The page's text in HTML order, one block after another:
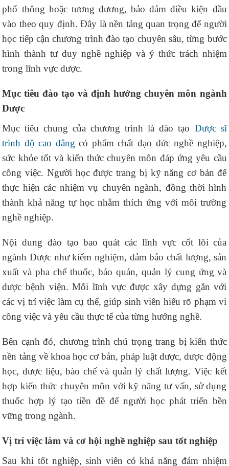
phổ thông hoặc tương đương, bảo đảm điều kiện đầu
vào theo quy định. Đây là nền tảng quan trọng để người
học tiếp cận chương trình đào tạo chuyên sâu, từng bước
hình thành tư duy nghề nghiệp và ý thức trách nhiệm
trong lĩnh vực dược.
Mục tiêu đào tạo và định hướng chuyên môn ngành
Dược
Mục tiêu chung của chương trình là đào tạo Dược sĩ
trình độ cao đẳng có phẩm chất đạo đức nghề nghiệp,
sức khỏe tốt và kiến thức chuyên môn đáp ứng yêu cầu
công việc. Người học được trang bị kỹ năng cơ bản để
thực hiện các nhiệm vụ chuyên ngành, đồng thời hình
thành khả năng tự học nhằm thích ứng với môi trường
nghề nghiệp.
Nội dung đào tạo bao quát các lĩnh vực cốt lõi của
ngành Dược như kiểm nghiệm, đảm bảo chất lượng, sản
xuất và pha chế thuốc, bảo quản, quản lý cung ứng và
dược bệnh viện. Mỗi lĩnh vực được xây dựng gắn với
các vị trí việc làm cụ thể, giúp sinh viên hiểu rõ phạm vi
công việc và yêu cầu thực tế của từng hướng nghề.
Bên cạnh đó, chương trình chú trọng trang bị kiến thức
nền tảng về khoa học cơ bản, pháp luật dược, dược động
học, dược liệu, bào chế và quản lý chất lượng. Việc kết
hợp kiến thức chuyên môn với kỹ năng tư vấn, sử dụng
thuốc hợp lý tạo tiền đề để người học phát triển bền
vững trong ngành.
Vị trí việc làm và cơ hội nghề nghiệp sau tốt nghiệp
Sau khi tốt nghiệp, sinh viên có khả năng đảm nhiệm